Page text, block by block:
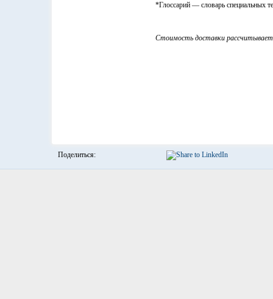
*Глоссарий — словарь специальных
Стоимость доставки
Поделиться: